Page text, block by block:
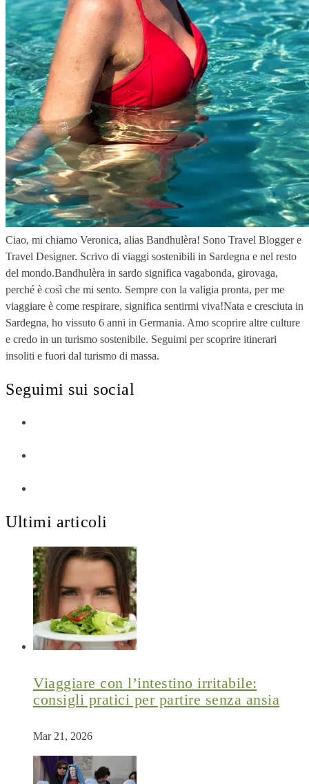
Ciao, mi chiamo Veronica, alias Bandhulèra! Sono Travel Blogger e
Travel Designer. Scrivo di viaggi sostenibili in Sardegna e nel resto
del mondo.Bandhulèra in sardo significa vagabonda, girovaga,
perché è così che mi sento. Sempre con la valigia pronta, per me
viaggiare è come respirare, significa sentirmi viva!Nata e cresciuta in
Sardegna, ho vissuto 6 anni in Germania. Amo scoprire altre culture
e credo in un turismo sostenibile. Seguimi per scoprire itinerari
insoliti e fuori dal turismo di massa.
Seguimi sui social
Ultimi articoli
Viaggiare con l’intestino irritabile:
consigli pratici per partire senza ansia
Mar 21, 2026